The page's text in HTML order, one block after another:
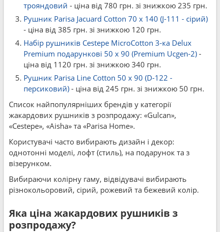
трояндовий - ціна від 780 грн. зі знижкою 235 грн.
Рушник Parisa Jacuard Cotton 70 x 140 (J-111 - сірий)
- ціна від 385 грн. зі знижкою 120 грн.
Набір рушників Cestepe MicroCotton 3-ка Delux
Premium подарункові 50 x 90 (Premium Ucgen-2) -
ціна від 1120 грн. зі знижкою 340 грн.
Рушник Parisa Line Cotton 50 x 90 (D-122 -
персиковий) - ціна від 245 грн. зі знижкою 50 грн.
Список найпопулярніших брендів у категорії
жакардових рушників з розпродажу: «Gulcan»,
«Cestepe», «Aisha» та «Parisa Home».
Користувачі часто вибирають дизайн і декор:
однотонні моделі, лофт (стиль), на подарунок та з
візерунком.
Вибираючи колірну гаму, відвідувачі вибирають
різнокольоровий, сірий, рожевий та бежевий колір.
Яка ціна жакардових рушників з
розпродажу?